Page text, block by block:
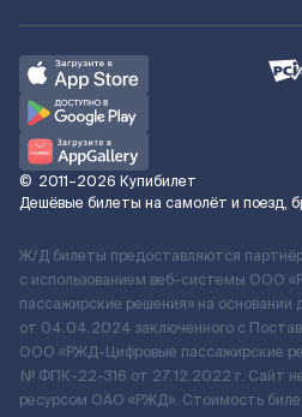
© 2011–2026 Купибилет
Дешёвые билеты на самолёт и поезд,
Ж/Д билеты предоставляются
с использованием веб-системы ООО
пассажирские решения» на
от 04.04.2024 заключенного с
ООО «РЖД-Цифровые пассажирские
№ ФПК-22-316 от 27.12.2022 г. Сайт
ресурсом ОАО «РЖД». Стоимость